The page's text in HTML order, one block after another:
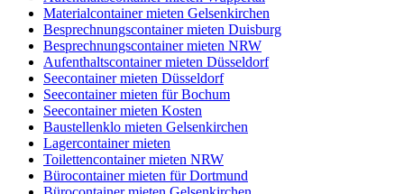
Materialcontainer mieten Gelsenkirchen
Besprechnungscontainer mieten Duisburg
Besprechnungscontainer mieten NRW
Aufenthaltscontainer mieten Düsseldorf
Seecontainer mieten Düsseldorf
Seecontainer mieten für Bochum
Seecontainer mieten Kosten
Baustellenklo mieten Gelsenkirchen
Lagercontainer mieten
Toilettencontainer mieten NRW
Bürocontainer mieten für Dortmund